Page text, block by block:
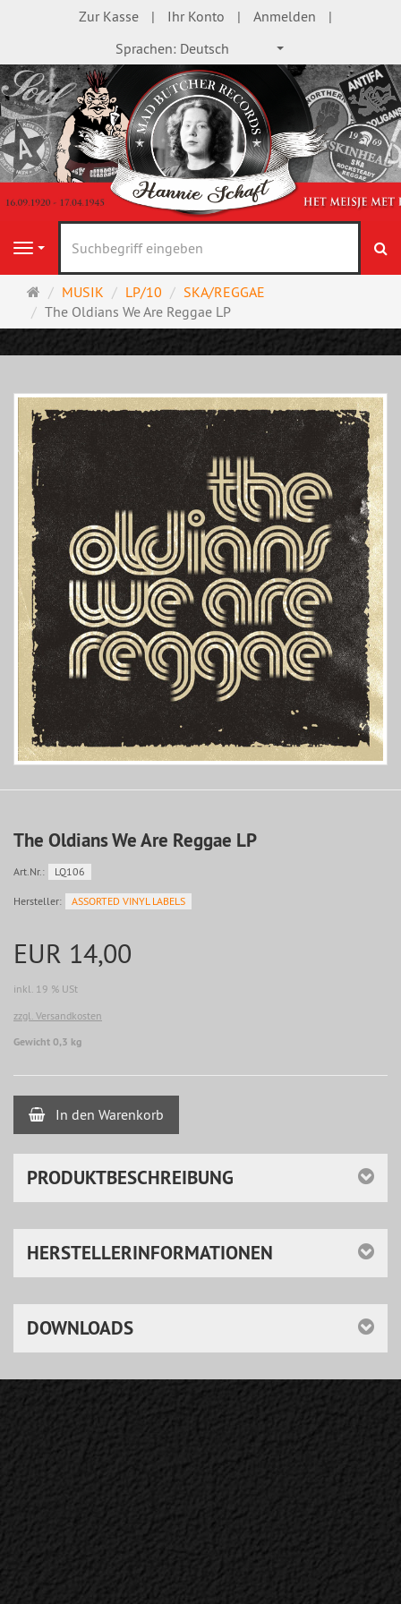
Zur Kasse Ihr Konto
Anmelden
Sprachen: Deutsch
Navigation
Startseite
MUSIK LP/10
SKA/REGGAE
The Oldians We Are Reggae LP
The Oldians We Are Reggae LP
Art.Nr.: LQ106
Hersteller: ASSORTED VINYL LABELS
EUR 14,00
inkl. 19 % USt
zzgl. Versandkosten
Gewicht 0,3 kg
In den Warenkorb
PRODUKTBESCHREIBUNG
HERSTELLERINFORMATIONEN
DOWNLOADS